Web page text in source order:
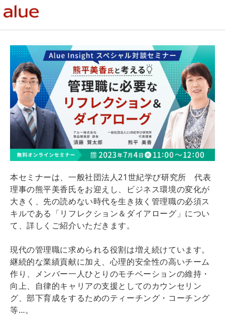
本セミナーは、一般社団法人21世紀学び研究所 代表
理事の熊平美香氏をお迎えし、ビジネス環境の変化が
大きく、先の読めない時代を生き抜く管理職の必須ス
キルである「リフレクション＆ダイアローグ」につい
て、詳しくご紹介いただきます。
現代の管理職に求められる役割は増え続けています。
継続的な業績貢献に加え、心理的安全性の高いチーム
作り、メンバー一人ひとりのモチベーションの維持・
向上、自律的キャリアの支援としてのカウンセリン
グ、部下育成をするためのティーチング・コーチング
等…。